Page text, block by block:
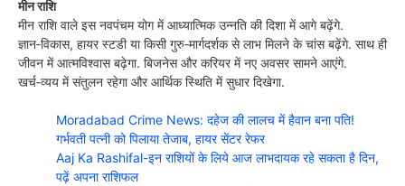
मीन राशि
मीन राशि वाले इस नवपंचम योग में आध्यात्मिक उन्नति की दिशा में आगे बढ़ेंगे.
ज्ञान‑विकास, हायर स्टडी या किसी गुरु‑मार्गदर्शक से लाभ मिलने के चांस बढ़ेंगे. साथ ही
जीवन में आत्मविश्वास बढ़ेगा. बिजनेस और करियर में नए अवसर सामने आएंगे.
खर्च‑व्यय में संतुलन रहेगा और आर्थिक स्थिति में सुधार दिखेगा.
Moradabad Crime News: दहेज की लालच में हैवान बना पति!
गर्भवती पत्नी को पिलाया तेजाब, हायर सेंटर रेफर
Aaj Ka Rashifal-इन राशियों के लिये आज लाभदायक रहे सकता है दिन,
पढ़ें अपना राशिफल